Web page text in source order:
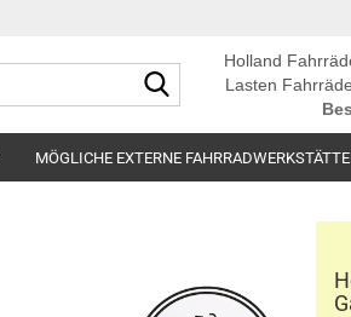
Suche...
Holland
Lasten
MÖGLICHE EXTERNE